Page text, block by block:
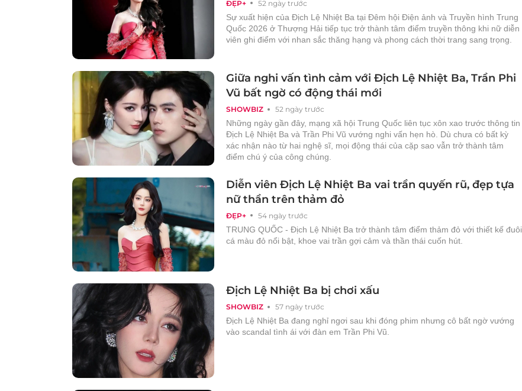
ĐẸP+ 52 ngày trước
Sự xuất hiện của Địch Lệ Nhiệt Ba tại Đêm hội Điện ảnh và Truyền hình Trung
Quốc 2026 ở Thượng Hải tiếp tục trở thành tâm điểm truyền thông khi nữ diễn
viên ghi điểm với nhan sắc thăng hạng và phong cách thời trang sang trọng.
SHOWBIZ 52 ngày trước
Giữa nghi vấn tình cảm với Địch Lệ Nhiệt Ba, Trần Phi
Vũ bất ngờ có động thái mới
Những ngày gần đây, mạng xã hội Trung Quốc liên tục xôn xao trước thông tin
Địch Lệ Nhiệt Ba và Trần Phi Vũ vướng nghi vấn hẹn hò. Dù chưa có bất kỳ
xác nhận nào từ hai nghệ sĩ, mọi động thái của cặp sao vẫn trở thành tâm
điểm chú ý của công chúng.
ĐẸP+ 54 ngày trước
Diễn viên Địch Lệ Nhiệt Ba vai trần quyến rũ, đẹp tựa
nữ thần trên thảm đỏ
TRUNG QUỐC - Địch Lệ Nhiệt Ba trở thành tâm điểm thảm đỏ với thiết kế đuôi
cá màu đỏ nổi bật, khoe vai trần gợi cảm và thần thái cuốn hút.
SHOWBIZ 57 ngày trước
Địch Lệ Nhiệt Ba bị chơi xấu
Địch Lệ Nhiệt Ba đang nghỉ ngơi sau khi đóng phim nhưng cô bất ngờ vướng
vào scandal tình ái với đàn em Trần Phi Vũ.